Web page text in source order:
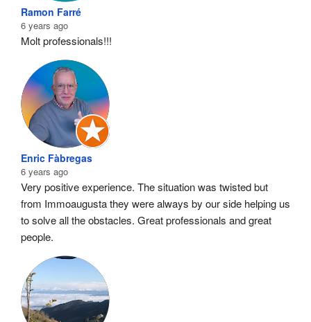
Ramon Farré
6 years ago
Molt professionals!!!
Enric Fàbregas
6 years ago
Very positive experience. The situation was twisted but
from Immoaugusta they were always by our side helping us
to solve all the obstacles. Great professionals and great
people.